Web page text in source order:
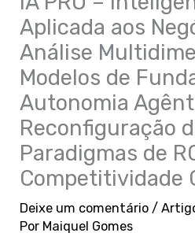
Aplicada aos
Análise
Modelos de
Autonomia
Reconfiguração
Paradigmas de
Competitividade
Deixe um comentário /
Por Maiquel Gomes